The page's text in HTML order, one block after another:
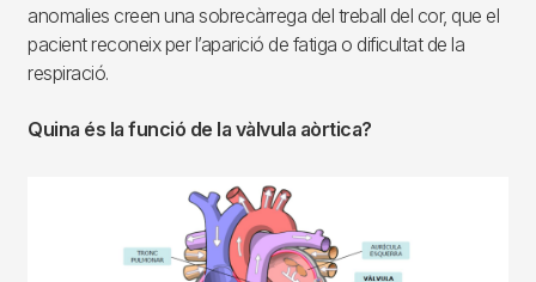
anomalies creen una sobrecàrrega del treball del cor, que el
pacient reconeix per l’aparició de fatiga o dificultat de la
respiració.
Quina és la funció de la vàlvula aòrtica?